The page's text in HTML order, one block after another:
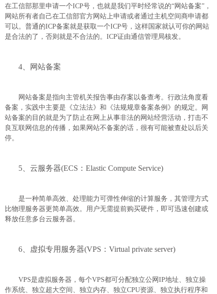
在工信部那里申请一个ICP号，也就是我们平时经常说的“网站备案”，
网站所有者自己在工信部官方网站上申请或者通过主机空间商申请都
可以。普通的ICP备案就是获取一个ICP号，这样国家就认可你的网站
是合法的了，否则就是不合法的。ICP证由通信管理局核发。
4、网站备案
网站备案是指向主管机关报告事由存案以备查考。行政法角度看
备案，实践中主要是《立法法》和《法规规章备案条例》的规定。网
站备案的目的就是为了防止在网上从事非法的网站经营活动，打击不
良互联网信息的传播，如果网站不备案的话，很有可能被查处以后关
停。
5、云服务器(ECS：Elastic Compute Service)
是一种简单高效、处理能力可弹性伸缩的计算服务，其管理方式
比物理服务器更简单高效。用户无需提前购买硬件，即可迅速创建或
释放任意多台云服务器。
6、虚拟专用服务器(VPS：Virtual private server)
VPS是虚拟服务器，每个VPS都可分配独立公网IP地址、独立操
作系统、独立超大空间、独立内存、独立CPU资源、独立执行程序和